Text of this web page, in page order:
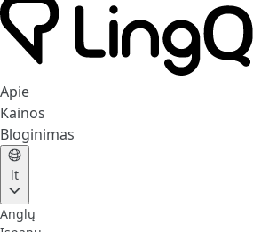
Apie
Kainos
Bloginimas
lt
Anglų